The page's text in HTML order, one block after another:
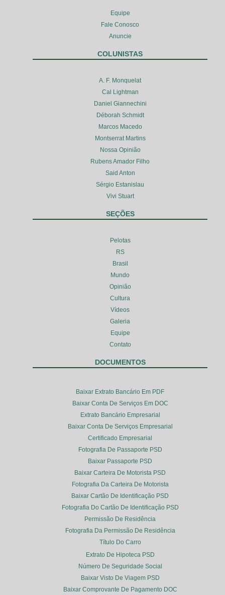
Equipe
Fale Conosco
Anuncie
COLUNISTAS
A. F. Monquelat
Cal Lightman
Daniel Giannechini
Déborah Schmidt
Marcos Macedo
Montserrat Martins
Nossa Opinião
Rubens Amador Filho
Said Anton
Sérgio Estanislau
Vivi Stuart
SEÇÕES
Pelotas
RS
Brasil
Mundo
Opinião
Cultura
Vídeos
Galeria
Equipe
Contato
DOCUMENTOS
Baixar Extrato Bancário Em PDF
Baixar Conta De Serviços Em DOC
Extrato Bancário Empresarial
Baixar Conta De Serviços Empresarial
Certificado Empresarial
Fotografia De Passaporte PSD
Baixar Passaporte PSD
Baixar Carteira De Motorista PSD
Fotografia Da Carteira De Motorista
Baixar Cartão De Identificação PSD
Fotografia Do Cartão De Identificação PSD
Permissão De Residência
Fotografia Da Permissão De Residência
Título Do Carro
Extrato De Hipoteca PSD
Número De Seguridade Social
Baixar Visto De Viagem PSD
Baixar Comprovante De Pagamento DOC